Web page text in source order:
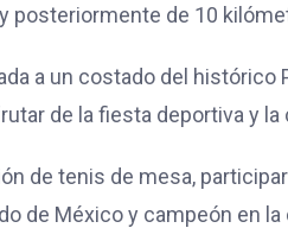
posteriormente de 10
a un costado del
de la fiesta deportiva y
de tenis de mesa,
de México y campeón en